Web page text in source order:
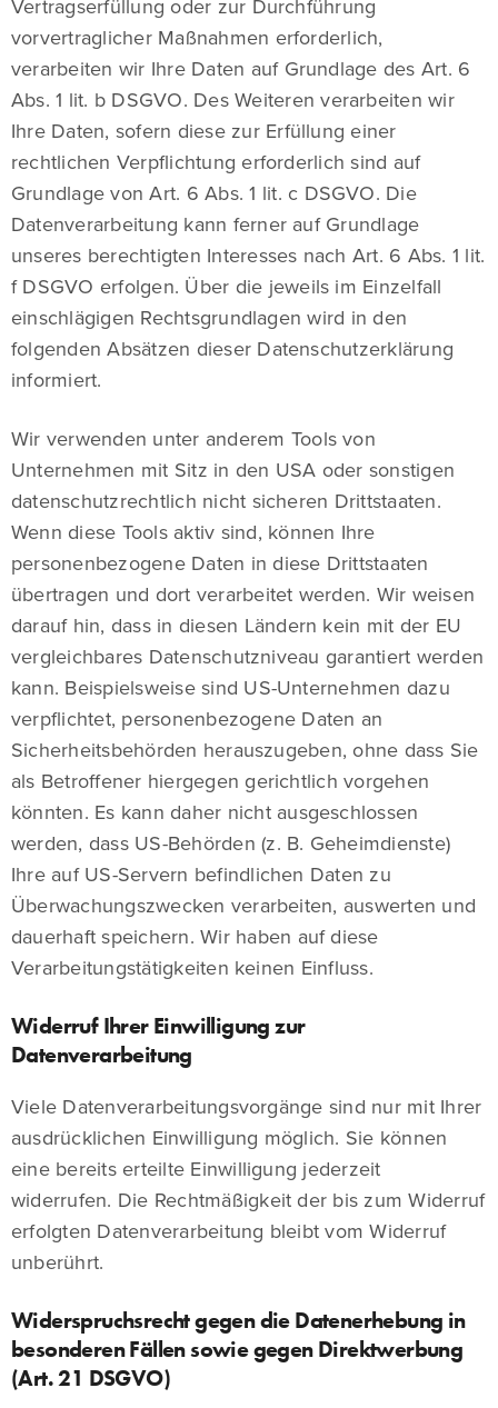
Vertragserfüllung oder zur Durchführung
vorvertraglicher Maßnahmen erforderlich,
verarbeiten wir Ihre Daten auf Grundlage des Art. 6
Abs. 1 lit. b DSGVO. Des Weiteren verarbeiten wir
Ihre Daten, sofern diese zur Erfüllung einer
rechtlichen Verpflichtung erforderlich sind auf
Grundlage von Art. 6 Abs. 1 lit. c DSGVO. Die
Datenverarbeitung kann ferner auf Grundlage
unseres berechtigten Interesses nach Art. 6 Abs. 1 lit.
f DSGVO erfolgen. Über die jeweils im Einzelfall
einschlägigen Rechtsgrundlagen wird in den
folgenden Absätzen dieser Datenschutzerklärung
informiert.
Wir verwenden unter anderem Tools von
Unternehmen mit Sitz in den USA oder sonstigen
datenschutzrechtlich nicht sicheren Drittstaaten.
Wenn diese Tools aktiv sind, können Ihre
personenbezogene Daten in diese Drittstaaten
übertragen und dort verarbeitet werden. Wir weisen
darauf hin, dass in diesen Ländern kein mit der EU
vergleichbares Datenschutzniveau garantiert werden
kann. Beispielsweise sind US-Unternehmen dazu
verpflichtet, personenbezogene Daten an
Sicherheitsbehörden herauszugeben, ohne dass Sie
als Betroffener hiergegen gerichtlich vorgehen
könnten. Es kann daher nicht ausgeschlossen
werden, dass US-Behörden (z. B. Geheimdienste)
Ihre auf US-Servern befindlichen Daten zu
Überwachungszwecken verarbeiten, auswerten und
dauerhaft speichern. Wir haben auf diese
Verarbeitungstätigkeiten keinen Einfluss.
Widerruf Ihrer Einwilligung zur
Datenverarbeitung
Viele Datenverarbeitungsvorgänge sind nur mit Ihrer
ausdrücklichen Einwilligung möglich. Sie können
eine bereits erteilte Einwilligung jederzeit
widerrufen. Die Rechtmäßigkeit der bis zum Widerruf
erfolgten Datenverarbeitung bleibt vom Widerruf
unberührt.
Widerspruchsrecht gegen die Datenerhebung in
besonderen Fällen sowie gegen Direktwerbung
(Art. 21 DSGVO)